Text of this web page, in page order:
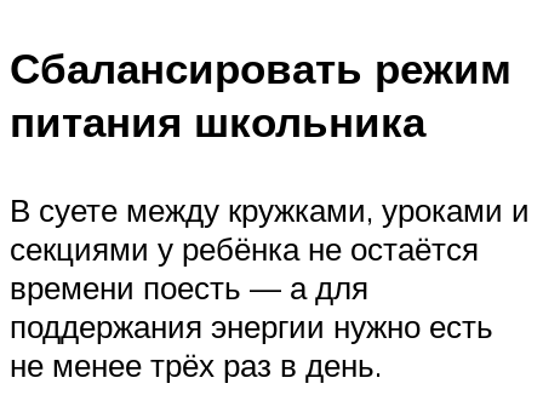
Сбалансировать режим
питания школьника
В суете между кружками, уроками и
секциями у ребёнка не остаётся
времени поесть — а для
поддержания энергии нужно есть
не менее трёх раз в день.